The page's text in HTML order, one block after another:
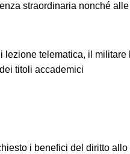
straordinaria nonché
telematica, il militare
titoli accademici
i benefici del diritto